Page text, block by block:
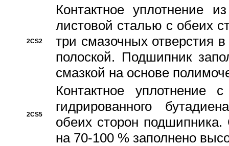
2CS2
Контактное уплотнение
листовой сталью с обеих
три смазочных отверстия
полоской. Подшипник
смазкой на основе
2CS5
Контактное уплотнение
гидрированного
обеих сторон
на 70-100 % заполнено